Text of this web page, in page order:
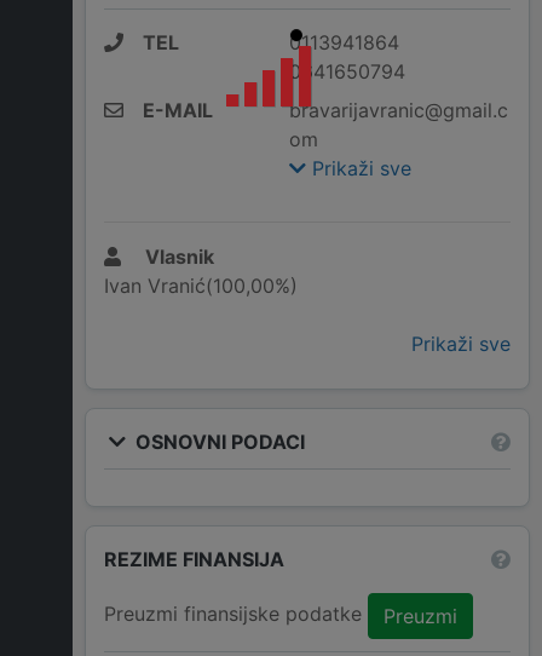
TEL
0113941864
0641650794
E-MAIL
bravarijavranic@gmail.c
om
Prikaži sve
Vlasnik
Ivan Vranić(100,00%)
Prikaži sve
OSNOVNI PODACI
REZIME FINANSIJA
Preuzmi finansijske podatke Preuzmi